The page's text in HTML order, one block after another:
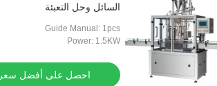
السائل وحل التعبئة
Guide Manual: 1pcs
Power: 1.5KW
احصل على أفضل سعر